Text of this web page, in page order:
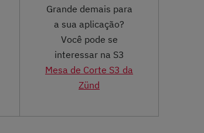
Grande demais para
a sua aplicação?
Você pode se
interessar na S3
Mesa de Corte S3 da
Zünd